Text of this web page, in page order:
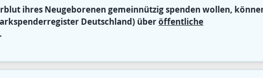
ihres Neugeborenen gemeinnützig spenden wollen,
Deutschland) überöffentliche